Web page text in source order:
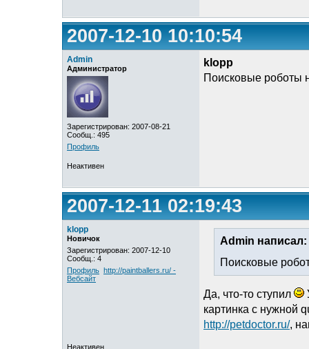
2007-12-10 10:10:54
Admin
Администратор
Зарегистрирован: 2007-08-21
Сообщ.: 495
Профиль
klopp
Поисковые роботы
Неактивен
2007-12-11 02:19:43
klopp
Новичок
Зарегистрирован: 2007-12-10
Сообщ.: 4
Профиль http://paintballers.ru/ -
Вебсайт
Admin написал:
Поисковые
Да, что-то ступил
картинка с нужной
http://petdoctor.ru/,
Неактивен